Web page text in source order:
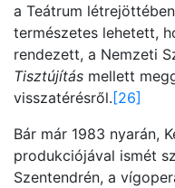
a Teátrum
természetes lehetett,
rendezett, a Nemzeti
Tisztújítás mellett
visszatérésről.[26]
Bár már 1983 nyarán,
produkciójával ismét
Szentendrén, a